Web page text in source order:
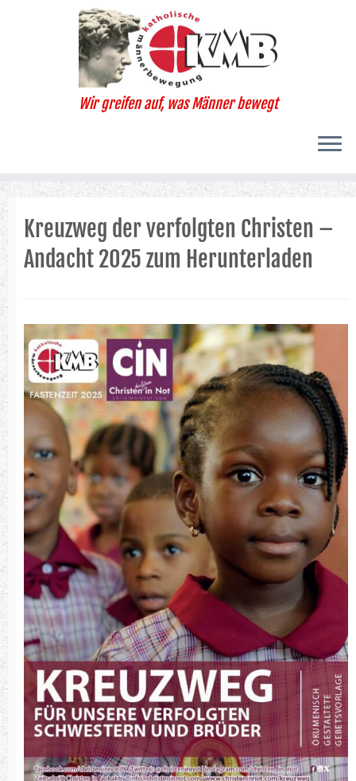
Wir greifen auf, was Männer bewegt
Kreuzweg der verfolgten Christen –
Andacht 2025 zum Herunterladen